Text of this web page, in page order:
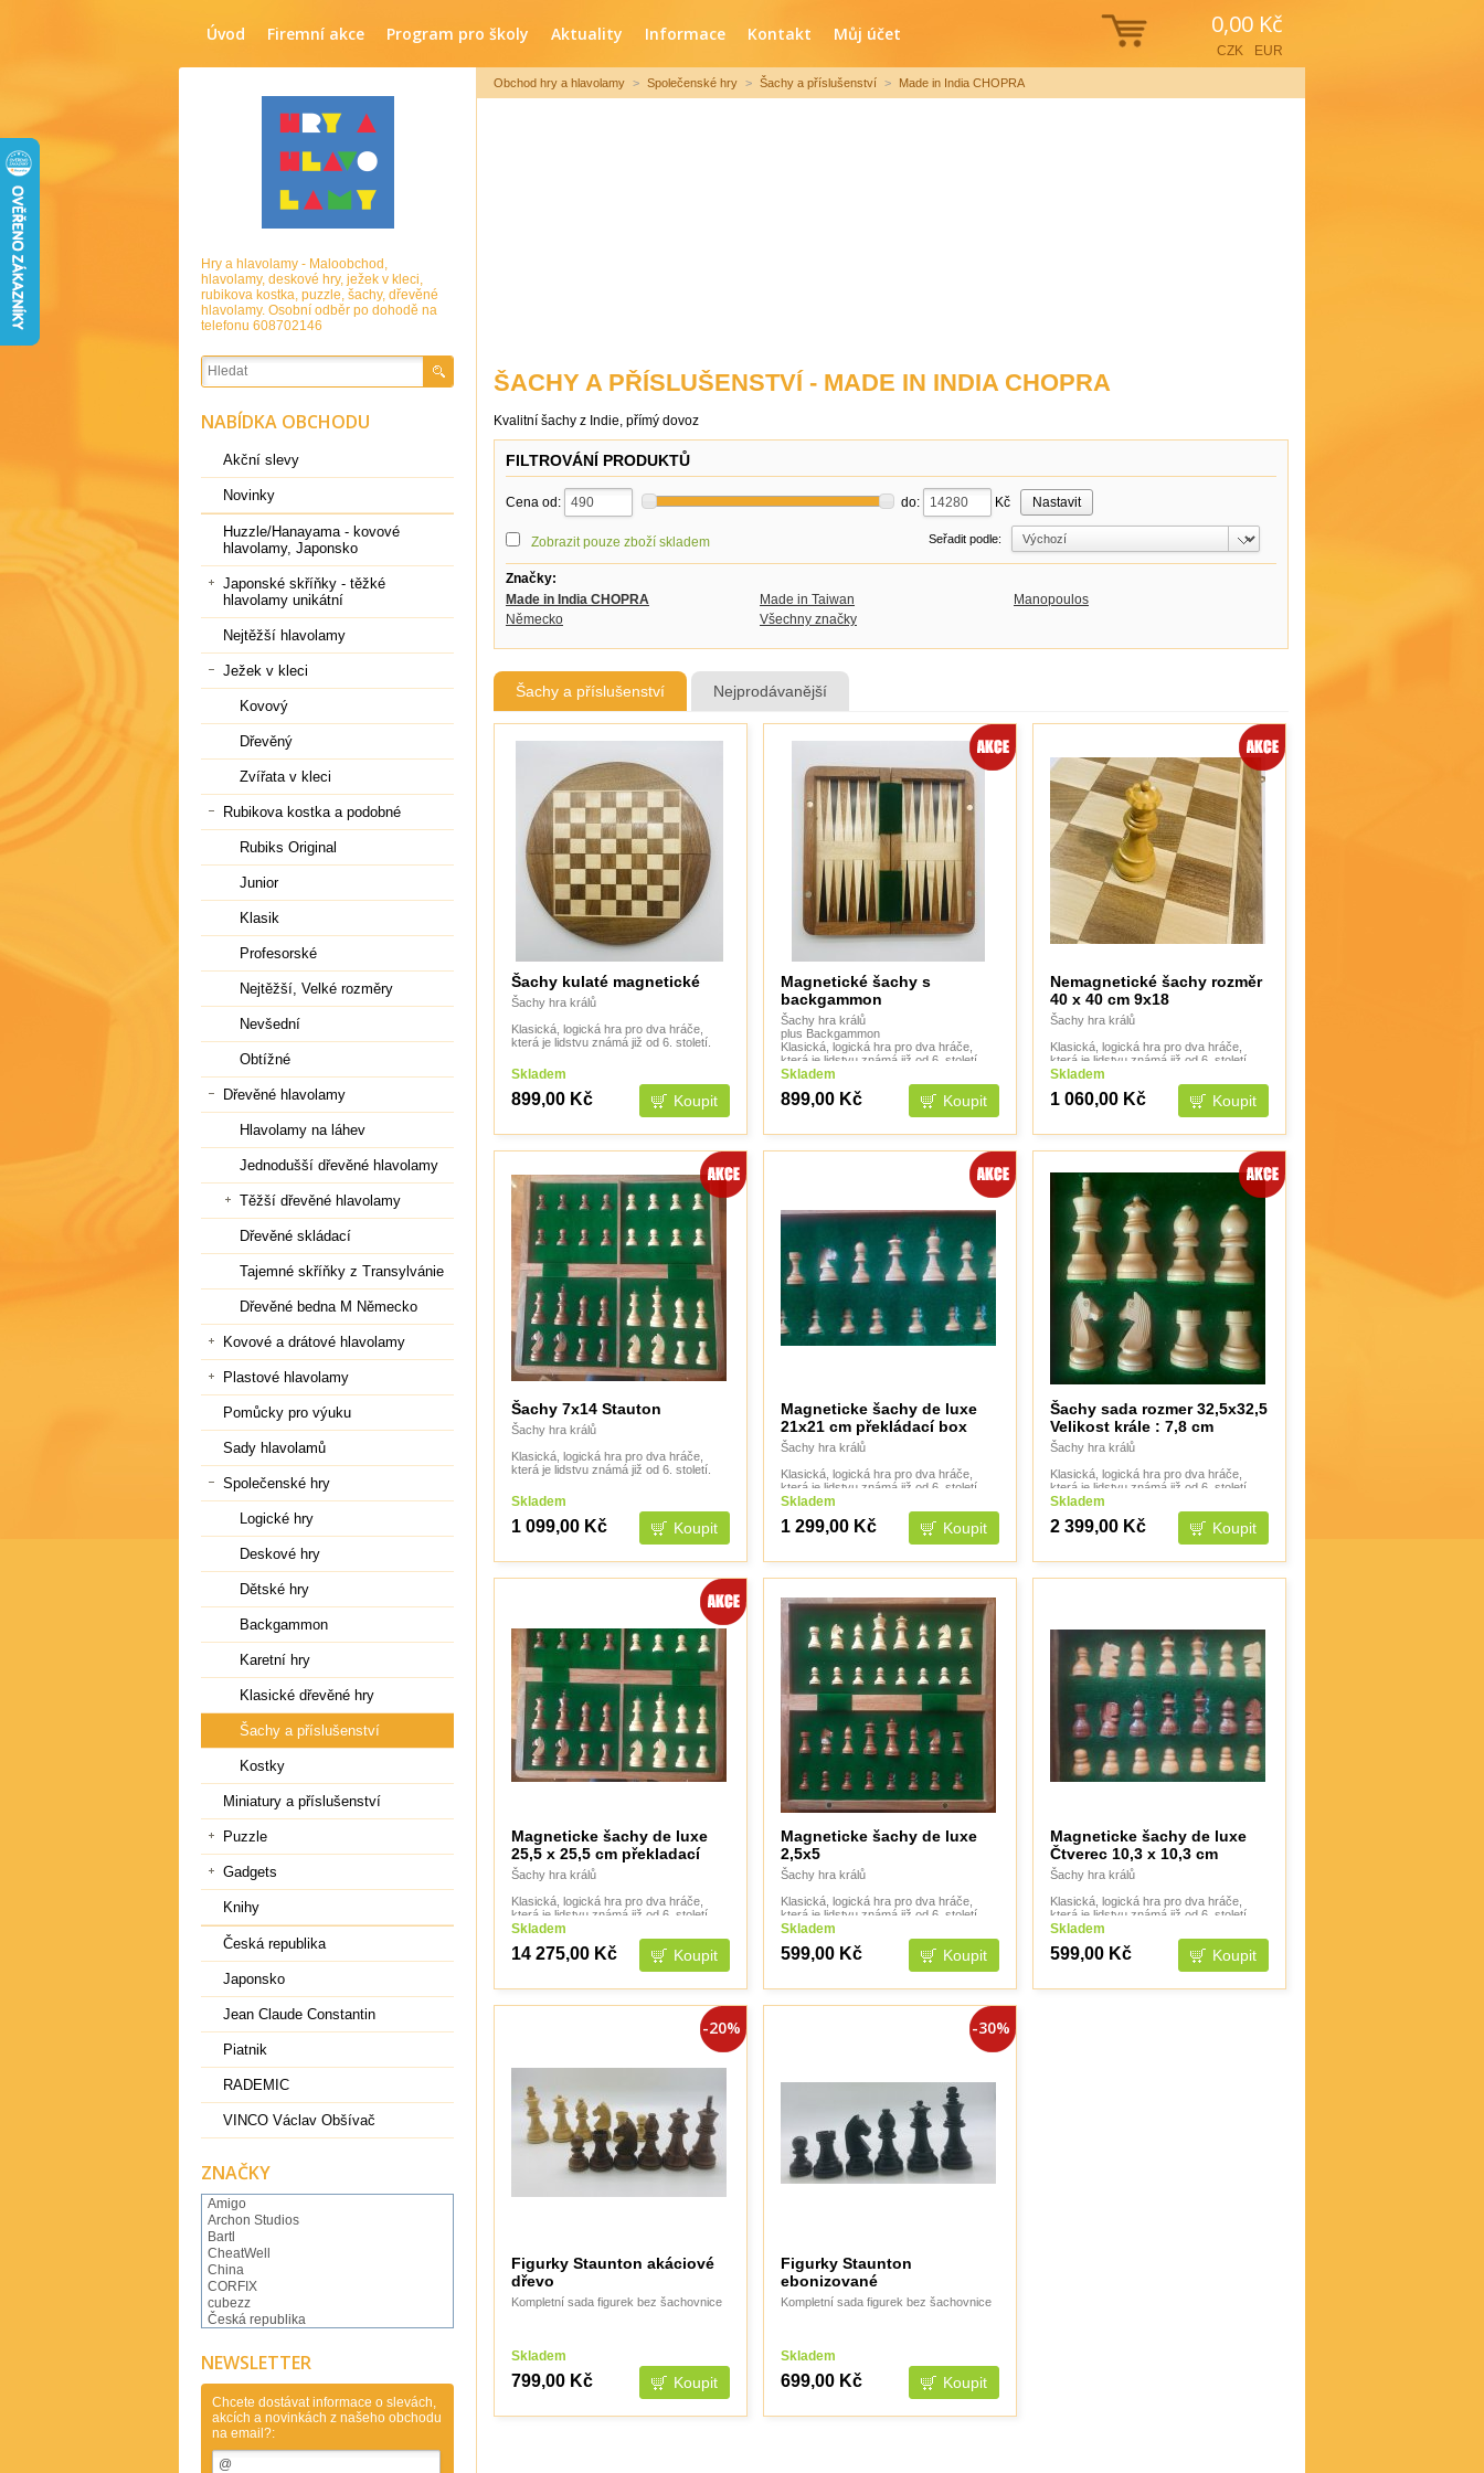
0,00 Kč
CZK EUR
Úvod Firemní akce Program pro školy Aktuality Informace Kontakt Můj účet
Obchod hry a hlavolamy > Společenské hry > Šachy a příslušenství > Made in India CHOPRA
ŠACHY A PŘÍSLUŠENSTVÍ - MADE IN INDIA CHOPRA
Kvalitní šachy z Indie, přímý dovoz
FILTROVÁNÍ PRODUKTŮ
Cena od: do: Kč
Zobrazit pouze zboží skladem Seřadit podle:
Značky:
Made in India CHOPRA
Made in Taiwan
Manopoulos
Německo
Všechny značky
Šachy a příslušenství Nejprodávanější
Šachy kulaté magnetické
Šachy hra králů
Klasická, logická hra pro dva hráče,
která je lidstvu známá již od 6. století.
Skladem
899,00 Kč
Magnetické šachy s
backgammon
Šachy hra králů
plus Backgammon
Klasická, logická hra pro dva hráče,
která je lidstvu známá již od 6. století.
Skladem
899,00 Kč
Nemagnetické šachy rozměr
40 x 40 cm 9x18
Šachy hra králů
Klasická, logická hra pro dva hráče,
která je lidstvu známá již od 6. století.
Skladem
1 060,00 Kč
Šachy 7x14 Stauton
Šachy hra králů
Klasická, logická hra pro dva hráče,
která je lidstvu známá již od 6. století.
Skladem
1 099,00 Kč
Magneticke šachy de luxe
21x21 cm překládací box
Šachy hra králů
Klasická, logická hra pro dva hráče,
která je lidstvu známá již od 6. století.
Skladem
1 299,00 Kč
Šachy sada rozmer 32,5x32,5
Velikost krále : 7,8 cm
Šachy hra králů
Klasická, logická hra pro dva hráče,
která je lidstvu známá již od 6. století.
Skladem
2 399,00 Kč
Magneticke šachy de luxe
25,5 x 25,5 cm překladací
Šachy hra králů
Klasická, logická hra pro dva hráče,
která je lidstvu známá již od 6. století.
Skladem
14 275,00 Kč
Magneticke šachy de luxe
2,5x5
Šachy hra králů
Klasická, logická hra pro dva hráče,
která je lidstvu známá již od 6. století.
Skladem
599,00 Kč
Magneticke šachy de luxe
Čtverec 10,3 x 10,3 cm
Šachy hra králů
Klasická, logická hra pro dva hráče,
která je lidstvu známá již od 6. století.
Skladem
599,00 Kč
-20%
Figurky Staunton akáciové
dřevo
Kompletní sada figurek bez šachovnice
Skladem
799,00 Kč
-30%
Figurky Staunton
ebonizované
Kompletní sada figurek bez šachovnice
Skladem
699,00 Kč
Hry a hlavolamy - Maloobchod,
hlavolamy, deskové hry, ježek v kleci,
rubikova kostka, puzzle, šachy, dřevěné
hlavolamy. Osobní odběr po dohodě na
telefonu 608702146
NABÍDKA OBCHODU
Akční slevy
Novinky
Huzzle/Hanayama - kovové
hlavolamy, Japonsko
Japonské skříňky - těžké
hlavolamy unikátní
Nejtěžší hlavolamy
Ježek v kleci
Kovový
Dřevěný
Zvířata v kleci
Rubikova kostka a podobné
Rubiks Original
Junior
Klasik
Profesorské
Nejtěžší, Velké rozměry
Nevšední
Obtížné
Dřevěné hlavolamy
Hlavolamy na láhev
Jednodušší dřevěné hlavolamy
Těžší dřevěné hlavolamy
Dřevěné skládací
Tajemné skříňky z Transylvánie
Dřevěné bedna M Německo
Kovové a drátové hlavolamy
Plastové hlavolamy
Pomůcky pro výuku
Sady hlavolamů
Společenské hry
Logické hry
Deskové hry
Dětské hry
Backgammon
Karetní hry
Klasické dřevěné hry
Šachy a příslušenství
Kostky
Miniatury a příslušenství
Puzzle
Gadgets
Knihy
Česká republika
Japonsko
Jean Claude Constantin
Piatnik
RADEMIC
VINCO Václav Obšívač
ZNAČKY
Amigo
Archon Studios
Bartl
CheatWell
China
CORFIX
cubezz
Česká republika
DianSheng
Dilemma Games
Dino Toys
DVorak Ondrej
Eureka
Eureka Belgium
FanXin
Flejberk spol. s r.o..
NEWSLETTER
Chcete dostávat informace o slevách,
akcích a novinkách z našeho obchodu
na email?: